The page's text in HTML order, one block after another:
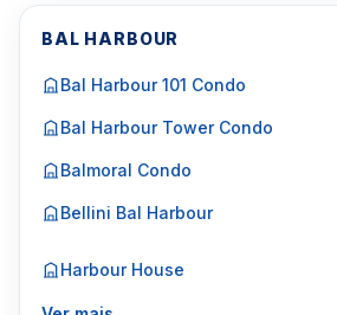
BAL HARBOUR
Bal Harbour 101 Condo
Bal Harbour Tower Condo
Balmoral Condo
Bellini Bal Harbour
Harbour House